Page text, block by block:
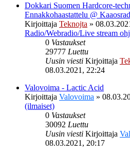
Dokkari Suomen Hardcore-
Ennakkohaastattelu @
Kirjoittaja Teknojta »
Radio/Webradio/Live stream
0 Vastaukset
29777 Luettu
Uusin viesti Kirjoittaja
08.03.2021, 22:24
Valovoima - Lactic Acid
Kirjoittaja Valovoima »
(ilmaiset)
0 Vastaukset
30092 Luettu
Uusin viesti Kirjoittaja
08.03.2021, 20:17